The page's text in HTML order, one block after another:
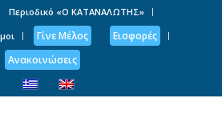
Περιοδικό «Ο ΚΑΤΑΝΑΛΩΤΗΣ»
Γίνε Μέλος
Εισφορές
Ανακοινώσεις